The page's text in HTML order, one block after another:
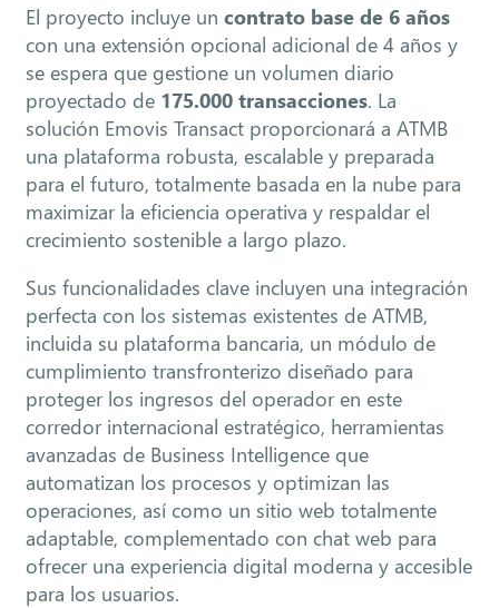
El proyecto incluye uncontrato base de 6 años
con una extensión opcional adicional de 4 años y
se espera que gestione un volumen diario
proyectado de 175.000 transacciones. La
solución Emovis Transact proporcionará a ATMB
una plataforma robusta, escalable y preparada
para el futuro, totalmente basada en la nube para
maximizar la eficiencia operativa y respaldar el
crecimiento sostenible a largo plazo.
Sus funcionalidades clave incluyen una integración
perfecta con los sistemas existentes de ATMB,
incluida su plataforma bancaria, un módulo de
cumplimiento transfronterizo diseñado para
proteger los ingresos del operador en este
corredor internacional estratégico, herramientas
avanzadas de Business Intelligence que
automatizan los procesos y optimizan las
operaciones, así como un sitio web totalmente
adaptable, complementado con chat web para
ofrecer una experiencia digital moderna y accesible
para los usuarios.